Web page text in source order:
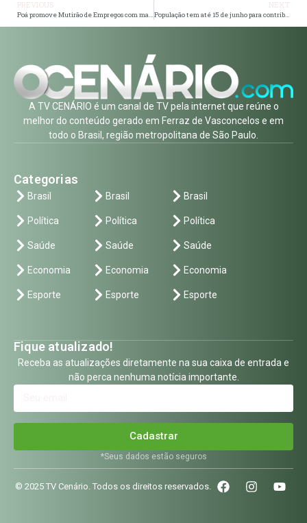
Poá promove Mutirão de Empregos com mais de 1,9 mil vagas nesta quinta População tem até 15 de junho para contribuir com ideias de melhorias da praça Padre João Álvares em Itaquá
A TV CENÁRIO é um canal de TV pela internet que reúne o
melhor do conteúdo gerado em Ferraz de Vasconcelos e em
todo o Brasil, região metropolitana de São Paulo.
Categorias
Brasil
Política
Saúde
Economia
Esporte
Brasil
Política
Saúde
Economia
Esporte
Brasil
Política
Saúde
Economia
Esporte
Fique atualizado!
Receba as atualizações diretamente na sua caixa de entrada e
não perca nenhuma notícia importante.
Cadastrar
*Seus dados estão seguros
© 2025 TV Cenário. Todos os direitos reservados.